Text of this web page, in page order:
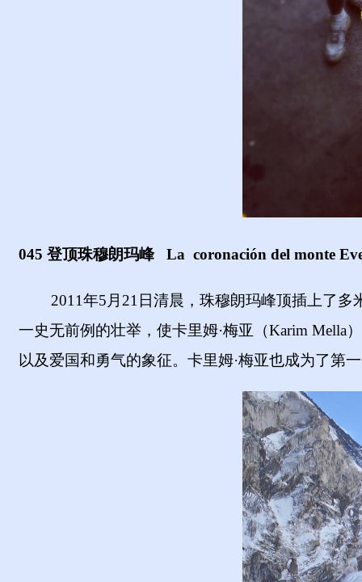
045 登顶珠穆朗玛峰 La coronación del monte
2011年5月21日清晨，珠穆朗玛峰顶插上了多
一史无前例的壮举，使卡里姆·梅亚（Karim Mella
以及爱国和勇气的象征。卡里姆·梅亚也成为了第